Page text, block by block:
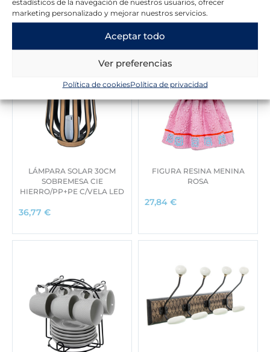
marketing personalizado y mejorar nuestros servicios.
Aceptar todo
Ver preferencias
Política de cookiesPolítica de privacidad
LÁMPARA SOLAR 30CM
SOBREMESA CIE
HIERRO/PP+PE C/VELA LED
36,77 €
FIGURA RESINA MENINA
ROSA
27,84 €